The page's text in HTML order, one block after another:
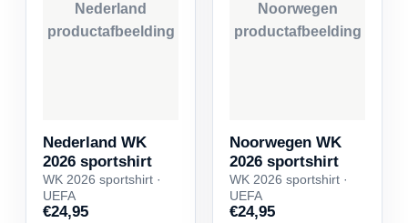
Nederland
productafbeelding
Nederland WK
2026 sportshirt
WK 2026 sportshirt ·
UEFA
€24,95
Noorwegen
productafbeelding
Noorwegen WK
2026 sportshirt
WK 2026 sportshirt ·
UEFA
€24,95